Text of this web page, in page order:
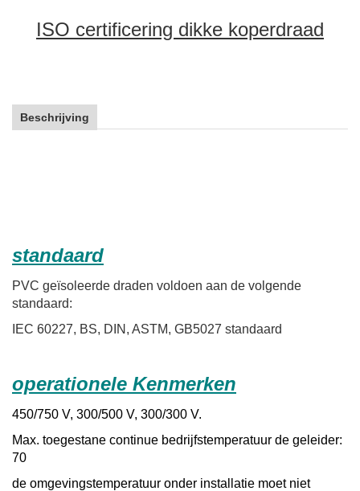
ISO certificering dikke koperdraad
Beschrijving
standaard
PVC geïsoleerde draden voldoen aan de volgende
standaard:
IEC 60227, BS, DIN, ASTM, GB5027 standaard
operationele Kenmerken
450/750 V, 300/500 V, 300/300 V.
Max. toegestane continue bedrijfstemperatuur de geleider:
70
de omgevingstemperatuur onder installatie moet niet